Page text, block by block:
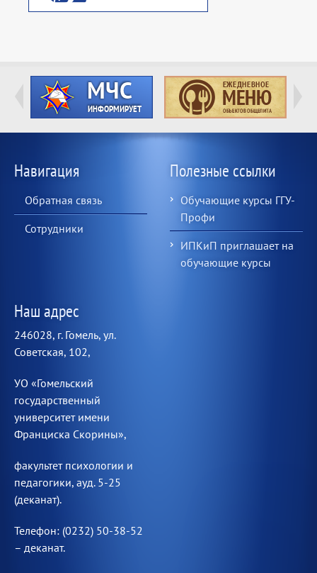
Навигация
Обратная связь
Сотрудники
Полезные ссылки
Обучающие курсы ГГУ-
Профи
ИПКиП приглашает на
обучающие курсы
Наш адрес
246028, г. Гомель, ул.
Советская, 102,
УО «Гомельский
государственный
университет имени
Франциска Скорины»,
факультет психологии и
педагогики, ауд. 5-25
(деканат).
Телефон: (0232) 50-38-52
– деканат.